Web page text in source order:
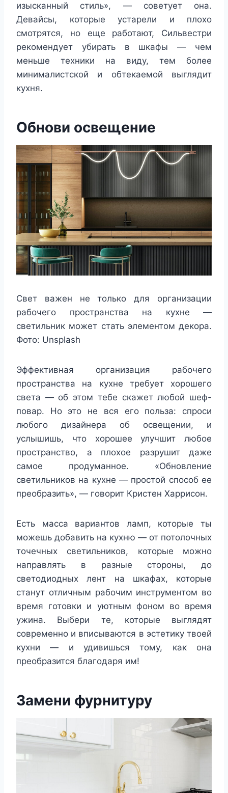
изысканный стиль», — советует она.
Девайсы, которые устарели и плохо
смотрятся, но еще работают, Сильвестри
рекомендует убирать в шкафы — чем
меньше техники на виду, тем более
минималистской и обтекаемой выглядит
кухня.
Обнови освещение
Свет важен не только для организации
рабочего пространства на кухне —
светильник может стать элементом декора.
Фото: Unsplash
Эффективная организация рабочего
пространства на кухне требует хорошего
света — об этом тебе скажет любой шеф-
повар. Но это не вся его польза: спроси
любого дизайнера об освещении, и
услышишь, что хорошее улучшит любое
пространство, а плохое разрушит даже
самое продуманное. «Обновление
светильников на кухне — простой способ ее
преобразить», — говорит Кристен Харрисон.
Есть масса вариантов ламп, которые ты
можешь добавить на кухню — от потолочных
точечных светильников, которые можно
направлять в разные стороны, до
светодиодных лент на шкафах, которые
станут отличным рабочим инструментом во
время готовки и уютным фоном во время
ужина. Выбери те, которые выглядят
современно и вписываются в эстетику твоей
кухни — и удивишься тому, как она
преобразится благодаря им!
Замени фурнитуру